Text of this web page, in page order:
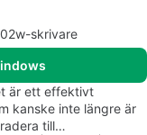
skrivare
är ett effektivt
kanske inte längre är
till…